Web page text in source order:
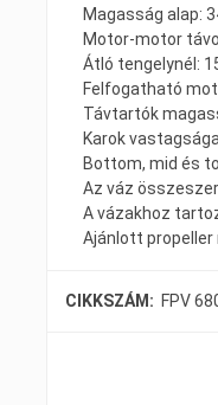
Magasság alap:
Motor-motor
Átló tengelynél:
Felfogatható
Távtartók
Karok
Bottom, mid és
Az váz
A vázakhoz
Ajánlott propeller
CIKKSZÁM: FPV